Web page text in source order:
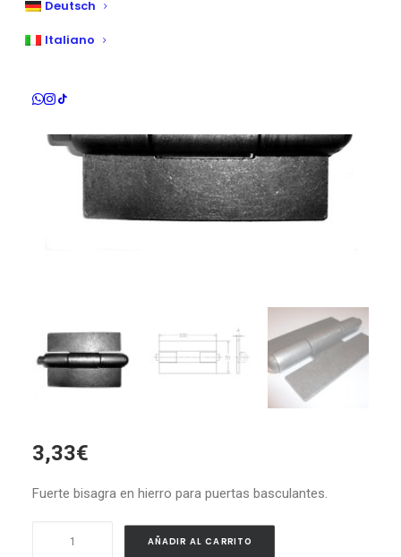
Deutsch
Italiano
3,33€
Fuerte bisagra en hierro para puertas basculantes.
AÑADIR AL CARRITO